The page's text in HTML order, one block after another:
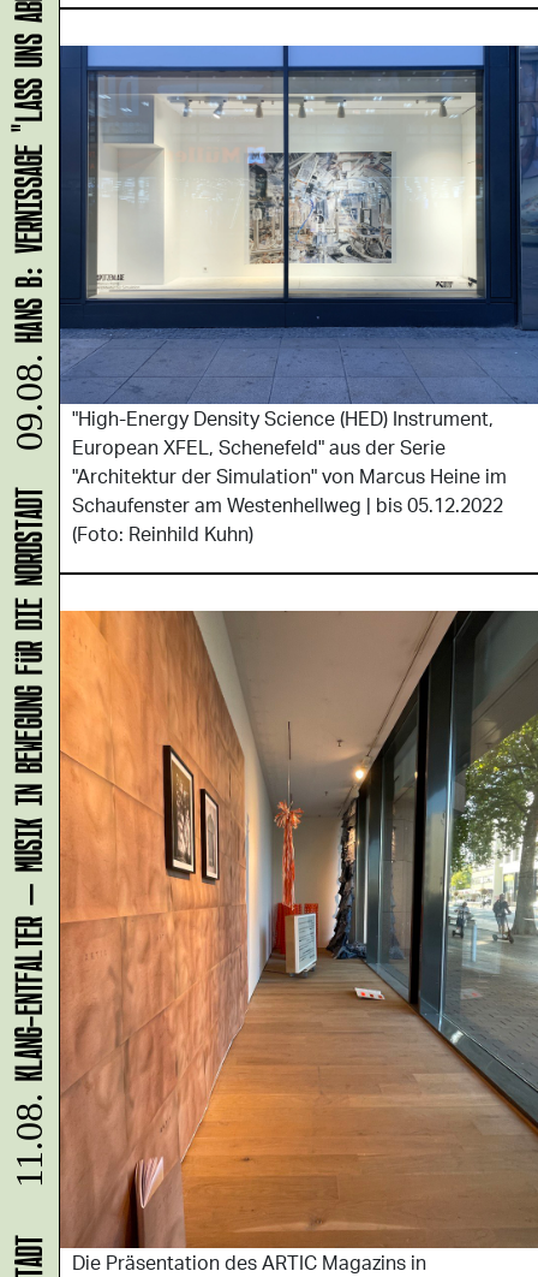
"High-Energy Density Science (HED) Instrument,
European XFEL, Schenefeld" aus der Serie
"Architektur der Simulation" von Marcus Heine im
Schaufenster am Westenhellweg | bis 05.12.2022
(Foto: Reinhild Kuhn)
Die Präsentation des ARTIC Magazins in
11.08.
KLANG-ENTFALTER – MUSIK IN BEWEGUNG FÜR DIE NORDSTADT
09.08.
HANS B: VERNISSAGE "LASS UNS ABHAUEN!"